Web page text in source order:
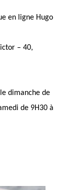
en ligne Hugo
– 40,
dimanche de
de 9H30 à